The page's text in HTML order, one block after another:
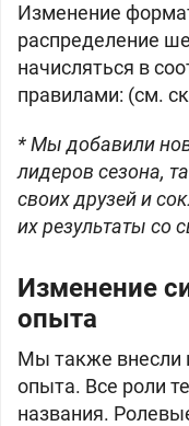
Изменение
распределение
начисляться в
правилами: (см.
* Мы добавили
лидеров сезона,
своих друзей и
их результаты со
Изменение
опыта
Мы также внесли
опыта. Все роли
названия.